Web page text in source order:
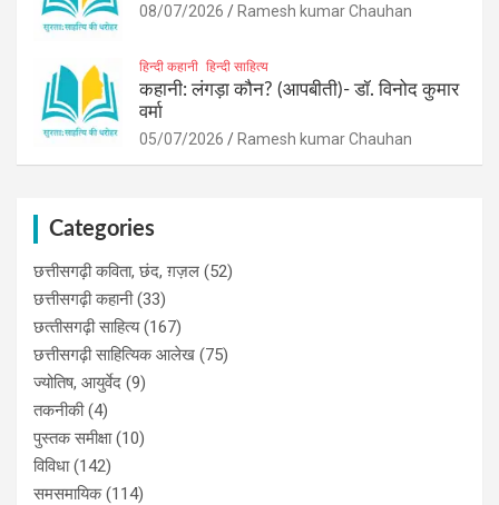
08/07/2026 Ramesh kumar Chauhan
हिन्दी कहानी हिन्दी साहित्य
कहानी: लंगड़ा कौन? (आपबीती)​- डॉ. विनोद कुमार
वर्मा
05/07/2026 Ramesh kumar Chauhan
Categories
छत्तीसगढ़ी कविता, छंद, ग़ज़ल (52)
छत्तीसगढ़ी कहानी(33)
छत्‍तीसगढ़ी साहित्‍य(167)
छत्तीसगढ़ी साहित्यिक आलेख (75)
ज्योतिष, आयुर्वेद (9)
तकनीकी(4)
पुस्‍तक समीक्षा(10)
विविधा(142)
समसमायिक(114)